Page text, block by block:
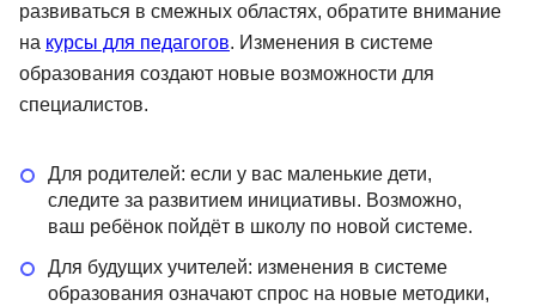
развиваться в смежных областях, обратите внимание
на курсы для педагогов. Изменения в системе
образования создают новые возможности для
специалистов.
Для родителей: если у вас маленькие дети,
следите за развитием инициативы. Возможно,
ваш ребёнок пойдёт в школу по новой системе.
Для будущих учителей: изменения в системе
образования означают спрос на новые методики,